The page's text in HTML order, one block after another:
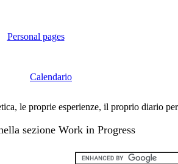
Personal pages
Calendario
le proprie esperienze, il proprio diario
sezione Work in Progress